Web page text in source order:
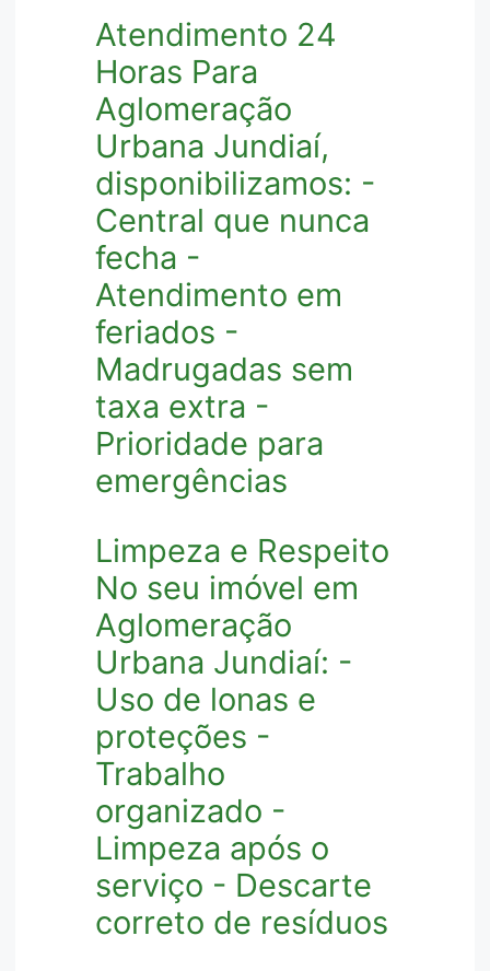
Atendimento 24
Horas Para
Aglomeração
Urbana Jundiaí,
disponibilizamos: -
Central que nunca
fecha -
Atendimento em
feriados -
Madrugadas sem
taxa extra -
Prioridade para
emergências
Limpeza e Respeito
No seu imóvel em
Aglomeração
Urbana Jundiaí: -
Uso de lonas e
proteções -
Trabalho
organizado -
Limpeza após o
serviço - Descarte
correto de resíduos